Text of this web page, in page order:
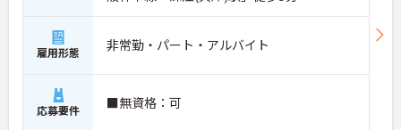
雇用形態 非常勤・パート・アルバイト
応募要件 ■無資格：可